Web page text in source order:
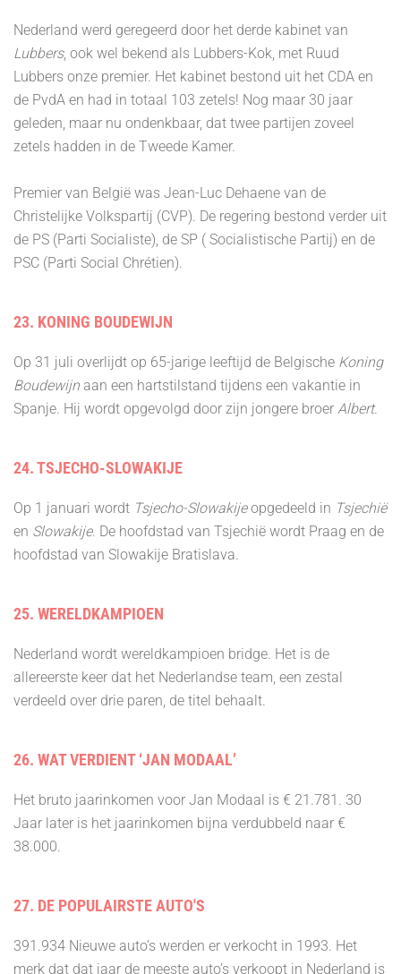
Nederland werd geregeerd door het derde kabinet van
Lubbers, ook wel bekend als Lubbers-Kok, met Ruud
Lubbers onze premier. Het kabinet bestond uit het CDA en
de PvdA en had in totaal 103 zetels! Nog maar 30 jaar
geleden, maar nu ondenkbaar, dat twee partijen zoveel
zetels hadden in de Tweede Kamer.
Premier van België was Jean-Luc Dehaene van de
Christelijke Volkspartij (CVP). De regering bestond verder uit
de PS (Parti Socialiste), de SP ( Socialistische Partij) en de
PSC (Parti Social Chrétien).
23. KONING BOUDEWIJN
Op 31 juli overlijdt op 65-jarige leeftijd de Belgische Koning
Boudewijn aan een hartstilstand tijdens een vakantie in
Spanje. Hij wordt opgevolgd door zijn jongere broer Albert.
24. TSJECHO-SLOWAKIJE
Op 1 januari wordt Tsjecho-Slowakijeopgedeeld in Tsjechië
en Slowakije. De hoofdstad van Tsjechië wordt Praag en de
hoofdstad van Slowakije Bratislava.
25. WERELDKAMPIOEN
Nederland wordt wereldkampioen bridge. Het is de
allereerste keer dat het Nederlandse team, een zestal
verdeeld over drie paren, de titel behaalt.
26. WAT VERDIENT ‘JAN MODAAL’
Het bruto jaarinkomen voor Jan Modaal is € 21.781. 30
Jaar later is het jaarinkomen bijna verdubbeld naar €
38.000.
27. DE POPULAIRSTE AUTO'S
391.934 Nieuwe auto’s werden er verkocht in 1993. Het
merk dat dat jaar de meeste auto’s verkoopt in Nederland is